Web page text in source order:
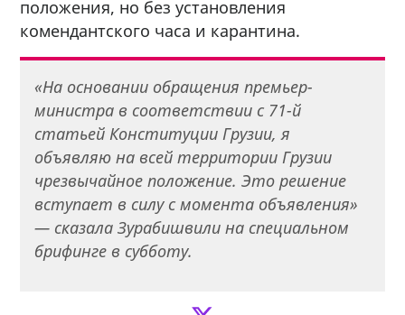
положения, но без установления
комендантского часа и карантина.
«На основании обращения премьер-
министра в соответствии с 71-й
статьей Конституции Грузии, я
объявляю на всей территории Грузии
чрезвычайное положение. Это решение
вступает в силу с момента объявления»
— сказала Зурабишвили на специальном
брифинге в субботу.